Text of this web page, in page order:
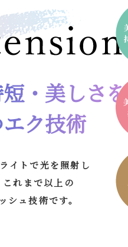
・美しさを
ク技術
イトで光を照射し
れまで以上の
シュ技術です。